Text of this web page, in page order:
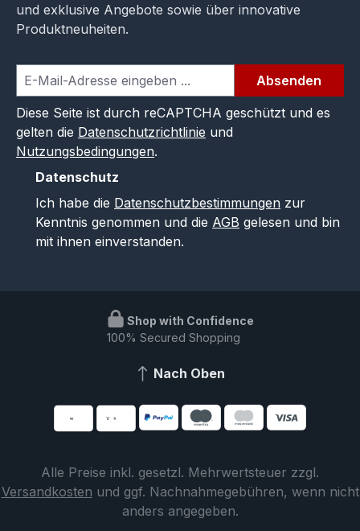
und exklusive Angebote sowie über innovative
Produktneuheiten.
Absenden
Diese Seite ist durch reCAPTCHA geschützt und es
gelten die Datenschutzrichtlinie und
Nutzungsbedingungen.
Datenschutz
Ich habe die Datenschutzbestimmungen zur
Kenntnis genommen und die AGB gelesen und bin
mit ihnen einverstanden.
Shop with Confidence
100% Secured Shopping
Nach Oben
Alle Preise inkl. gesetzl. Mehrwertsteuer zzgl.
Versandkosten und ggf. Nachnahmegebühren, wenn nicht
anders angegeben.